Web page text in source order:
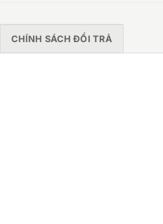
CHÍNH SÁCH ĐỔI TRẢ